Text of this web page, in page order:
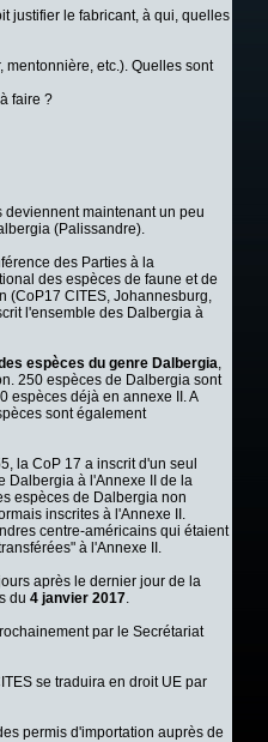
justifier le fabricant, à qui, quelles
etc.). Quelles sont
faire ?
deviennent maintenant un peu
(Palissandre).
des Parties à la
des espèces de faune et de
(CoP17 CITES, Johannesburg,
l'ensemble des Dalbergia à
espèces du genre Dalbergia,
250 espèces de Dalbergia sont
espèces déjà en annexe II. A
sont également
la CoP 17 a inscrit d'un seul
Dalbergia à l'Annexe II de la
espèces de Dalbergia non
inscrites à l'Annexe II.
centre-américains qui étaient
à l'Annexe II.
après le dernier jour de la
du 4 janvier 2017.
par le Secrétariat
se traduira en droit UE par
permis d'importation auprès de